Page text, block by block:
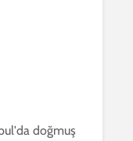
doğmuş